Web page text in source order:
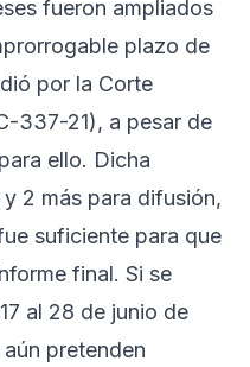
fueron ampliados
plazo de
por la Corte
337-21), a pesar de
ello. Dicha
2 más para difusión,
suficiente para que
final. Si se
al 28 de junio de
pretenden